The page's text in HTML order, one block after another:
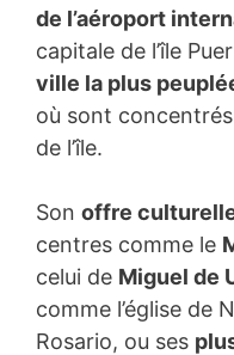
de l’aéroport
capitale de l’île
ville la plus
où sont
de l’île.
Son offre
centres comme le
celui de Miguel de
comme l’église de
Rosario, ou ses